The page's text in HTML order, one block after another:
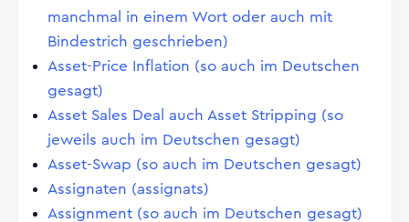
manchmal in einem Wort oder auch mit
Bindestrich geschrieben)
Asset-Price Inflation (so auch im Deutschen
gesagt)
Asset Sales Deal auch Asset Stripping (so
jeweils auch im Deutschen gesagt)
Asset-Swap (so auch im Deutschen gesagt)
Assignaten (assignats)
Assignment (so auch im Deutschen gesagt)